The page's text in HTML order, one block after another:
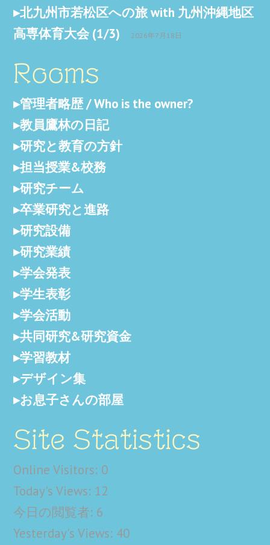
北九州市若松区への旅 with 九州沖縄地区
高専体育大会 (1/3)
2026年7月18日
Rooms
管理者略歴 / Who is the owner?
教員鷹林の日記
研究と教育の方針
担当授業&校務
研究チーム
卒業研究と進路
研究設備
研究業績
学会発表
学生表彰
学会活動
共同研究&研究資金
学習教材
デザイン集
お息子さんの部屋
Site Statistics
Online Visitors: 0
Today's Views: 12
今日の閲覧者: 6
Yesterday's Views: 40